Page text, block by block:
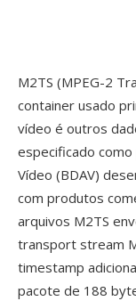
M2TS (MPEG-2
container usado
vídeo é outros
especificado
Vídeo (BDAV)
com produtos
arquivos M2TS
transport stream
timestamp
pacote de 188